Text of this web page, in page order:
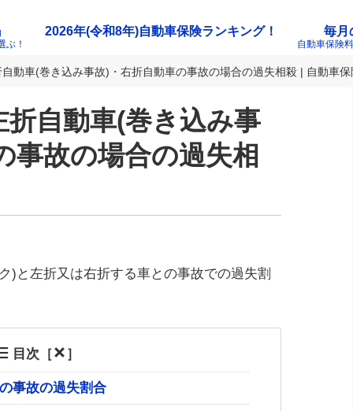
ぶ！
2026年(令和8年)自動車保険ランキング！ 毎月
自動車保険
動車(巻き込み事故)・右折自動車の事故の場合の過失相殺 | 自動車保
自動車(巻き込み事
事故の場合の過失相
)と左折又は右折する車との事故での過失割
目次［ ］
事故の過失割合